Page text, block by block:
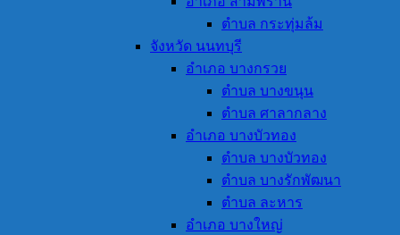
ตำบล กระทุ่มล้ม
จังหวัด นนทบุรี
อำเภอ บางกรวย
ตำบล บางขนุน
ตำบล ศาลากลาง
อำเภอ บางบัวทอง
ตำบล บางบัวทอง
ตำบล บางรักพัฒนา
ตำบล ละหาร
อำเภอ บางใหญ่